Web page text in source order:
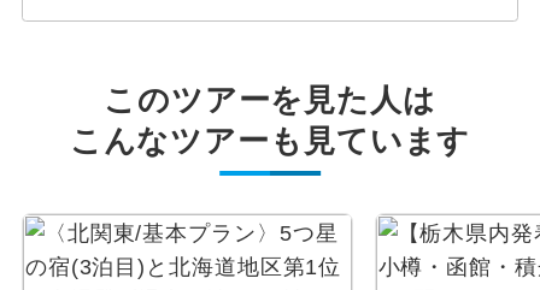
このツアーを見た人は
こんなツアーも見ています